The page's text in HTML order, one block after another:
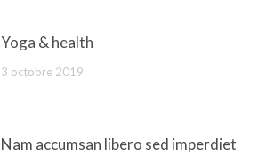
Yoga & health
3 octobre 2019
Nam accumsan libero sed imperdiet